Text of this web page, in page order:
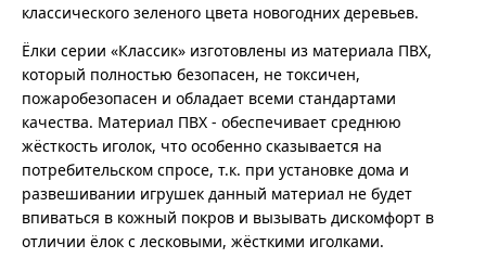
классического зеленого цвета новогодних деревьев.
Ёлки серии «Классик» изготовлены из материала ПВХ,
который полностью безопасен, не токсичен,
пожаробезопасен и обладает всеми стандартами
качества. Материал ПВХ - обеспечивает среднюю
жёсткость иголок, что особенно сказывается на
потребительском спросе, т.к. при установке дома и
развешивании игрушек данный материал не будет
впиваться в кожный покров и вызывать дискомфорт в
отличии ёлок с лесковыми, жёсткими иголками.